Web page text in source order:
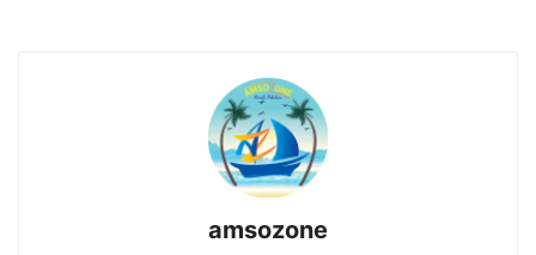
amsozone